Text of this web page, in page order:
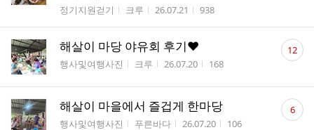
게시판명
정기지원걷기 작성자
크루 작성시간
26.07.21 조회수
938
해살이 마당 야유회 후기❤️
게시판명
행사및여행사진 작성자
크루 작성시간
26.07.20 조회수
168
댓
글12
해살이 마을에서 즐겁게 한마당
게시판명
행사및여행사진 작성자
푸른바다 작성시간
26.07.20 조회수
106
댓
글 6